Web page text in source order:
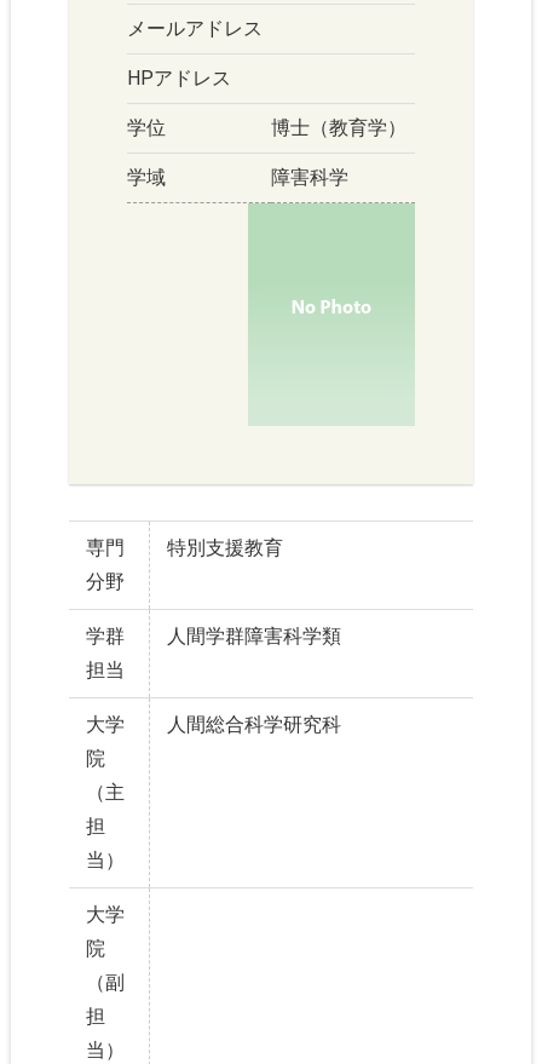
メールアドレス
HPアドレス
学位 博士（教育学）
学域 障害科学
専門
分野
特別支援教育
学群
担当
人間学群障害科学類
大学
院
（主
担
当）
人間総合科学研究科
大学
院
（副
担
当）